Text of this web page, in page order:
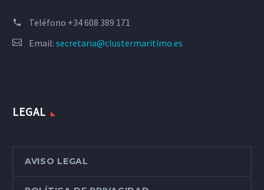
Teléfono +34 608 389 171
Email: secretaria@clustermaritimo.es
LEGAL
AVISO LEGAL